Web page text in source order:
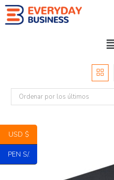
Ordenar por los últimos
USD $
PEN S/.